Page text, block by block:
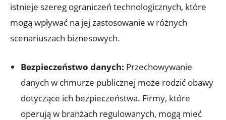
istnieje szereg ograniczeń⁤ technologicznych, ⁢które ​
mogą wpływać ​na⁢ jej zastosowanie ⁤w ‍różnych
scenariuszach biznesowych.
Bezpieczeństwo‌ danych: Przechowywanie
danych w‌ chmurze publicznej może rodzić obawy
dotyczące ich bezpieczeństwa. Firmy, ‍które
operują w branżach ⁣regulowanych,‍ mogą ⁢mieć